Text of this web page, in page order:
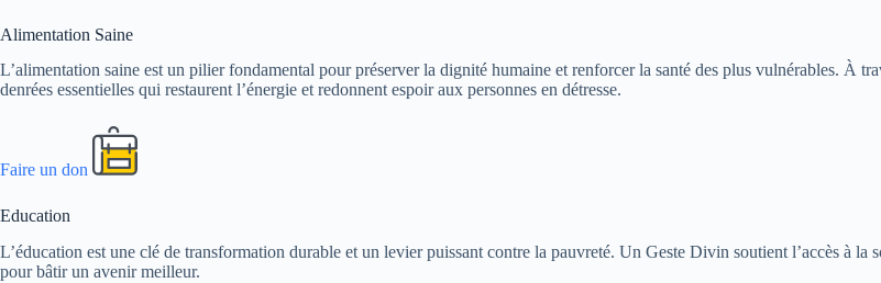
Alimentation Saine
L’alimentation saine est un pilier fondamental pour préserver la dignité humaine et renforcer la santé des plus vulnérables. À
denrées essentielles qui restaurent l’énergie et redonnent espoir aux personnes en détresse.
Faire un don
Education
L’éducation est une clé de transformation durable et un levier puissant contre la pauvreté. Un Geste Divin soutient l’accès à
pour bâtir un avenir meilleur.